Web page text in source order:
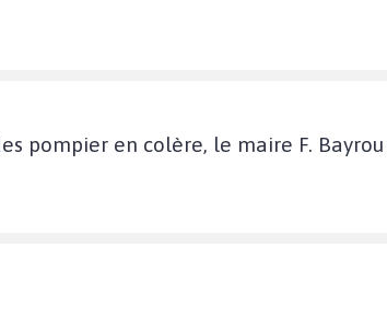
pompier en colère, le maire F.